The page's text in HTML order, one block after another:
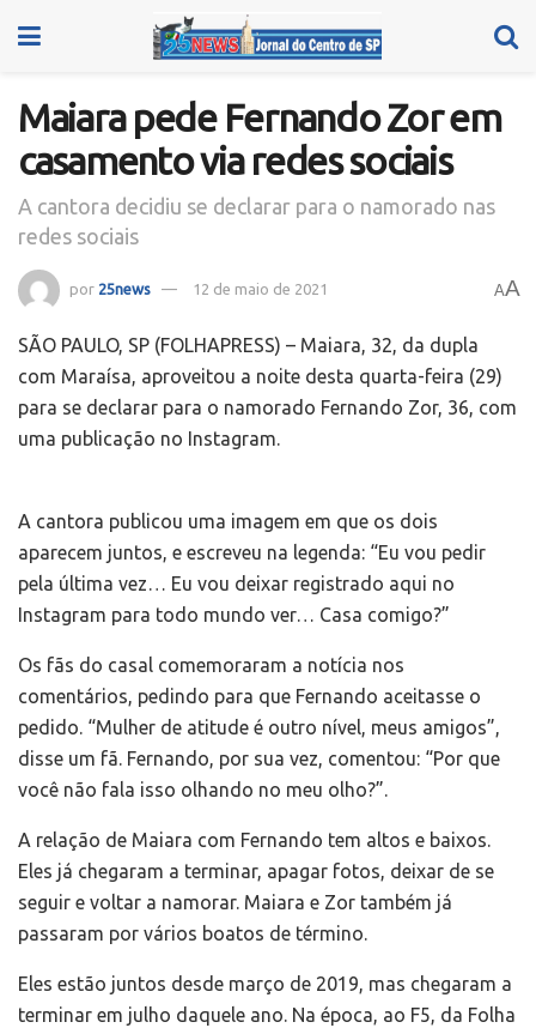
Maiara pede Fernando Zor em
casamento via redes sociais
A cantora decidiu se declarar para o namorado nas
redes sociais
por 25news 12 de maio de 2021 AA
SÃO PAULO, SP (FOLHAPRESS) – Maiara, 32, da dupla
com Maraísa, aproveitou a noite desta quarta-feira (29)
para se declarar para o namorado Fernando Zor, 36, com
uma publicação no Instagram.
A cantora publicou uma imagem em que os dois
aparecem juntos, e escreveu na legenda: “Eu vou pedir
pela última vez… Eu vou deixar registrado aqui no
Instagram para todo mundo ver… Casa comigo?”
Os fãs do casal comemoraram a notícia nos
comentários, pedindo para que Fernando aceitasse o
pedido. “Mulher de atitude é outro nível, meus amigos”,
disse um fã. Fernando, por sua vez, comentou: “Por que
você não fala isso olhando no meu olho?”.
A relação de Maiara com Fernando tem altos e baixos.
Eles já chegaram a terminar, apagar fotos, deixar de se
seguir e voltar a namorar. Maiara e Zor também já
passaram por vários boatos de término.
Eles estão juntos desde março de 2019, mas chegaram a
terminar em julho daquele ano. Na época, ao F5, da Folha